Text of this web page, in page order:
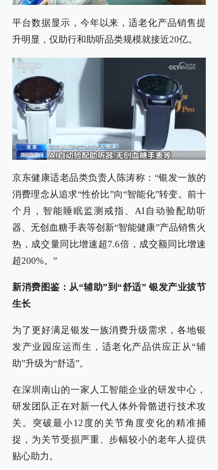
平台数据显示，今年以来，适老化产品销售提
升明显，仅助行和助听品类规模就接近20亿。
京东健康适老品类负责人陈涛称：“银发一族的
消费理念从追求“性价比”向“智能化”转变。前十
个月，智能睡眠监测戒指、AI自动验配助听
器、无创血糖手表等创新“智能健康”产品销售火
热，成交量同比增速超7.6倍，成交额同比增速
超200%。”
新消费图鉴：从“辅助”到“舒适” 银发产业拔节
生长
为了更好满足银发一族消费升级需求，各地银
发产业园应运而生，适老化产品供应正从“辅
助”升级为“舒适”。
在深圳南山的一家人工智能企业的研发中心，
研发团队正在对新一代人体外骨骼进行技术攻
关。突破最小12度的关节角度变化的精准捕
捉，为关节受损严重、步幅较小的老年人提供
贴心助力。